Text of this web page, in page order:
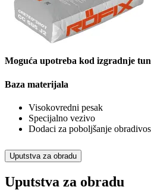
Moguća upotreba kod izgradnje
Baza materijala
Visokovredni pesak
Specijalno vezivo
Dodaci za poboljšanje
Uputstva za obradu
Uputstva za obradu